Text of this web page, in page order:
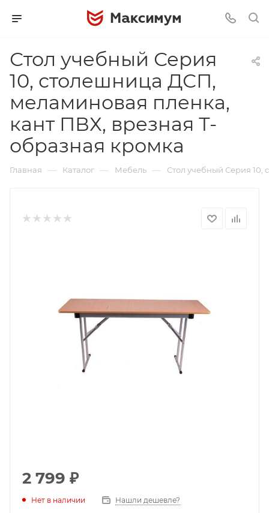
Стол учебный Серия
10, столешница ДСП,
меламиновая пленка,
кант ПВХ, врезная Т-
образная кромка
Главная — Каталог — Мебель — Стол учебный Серия
2 799 ₽
Нет в наличии Нашли дешевле?